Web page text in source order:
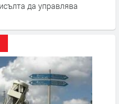
да управлява